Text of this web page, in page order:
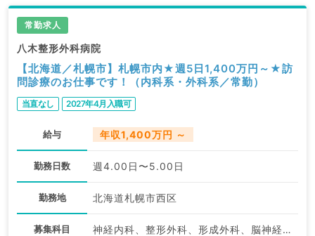
常勤求人
八木整形外科病院
【北海道／札幌市】札幌市内★週5日1,400万円～★訪
問診療のお仕事です！（内科系・外科系／常勤）
当直なし 2027年4月入職可
給与 年収1,400万円 ～
勤務日数 週4.00日〜5.00日
勤務地 北海道札幌市西区
募集科目 神経内科、整形外科、形成外科、脳神経外科、呼吸器外科、心臓血管外科、泌尿器科、一般内科、循環器内科、呼吸器内科、消化器内科、内分泌・代謝内科、腎臓内科、老年内科、血液内科、外科系全般、一般外科、消化器外科、乳腺外科、膠原病科、大腸・肛門外科